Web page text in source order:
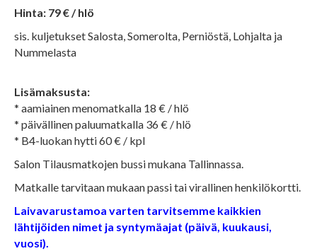
Hinta: 79 € / hlö
sis. kuljetukset Salosta, Somerolta, Perniöstä, Lohjalta ja
Nummelasta
Lisämaksusta:
* aamiainen menomatkalla 18 € / hlö
* päivällinen paluumatkalla 36 € / hlö
* B4-luokan hytti 60 € / kpl
Salon Tilausmatkojen bussi mukana Tallinnassa.
Matkalle tarvitaan mukaan passi tai virallinen henkilökortti.
Laivavarustamoa varten tarvitsemme kaikkien
lähtijöiden nimet ja syntymäajat (päivä, kuukausi,
vuosi).